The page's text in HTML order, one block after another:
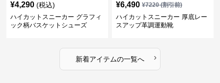
¥4,290 (税込)
ハイカットスニーカー グラフィ
ック柄バスケットシューズ
¥6,490 ¥7220(割引前)
ハイカットスニーカー 厚底レー
スアップ革調運動靴
新着アイテムの一覧へ ›